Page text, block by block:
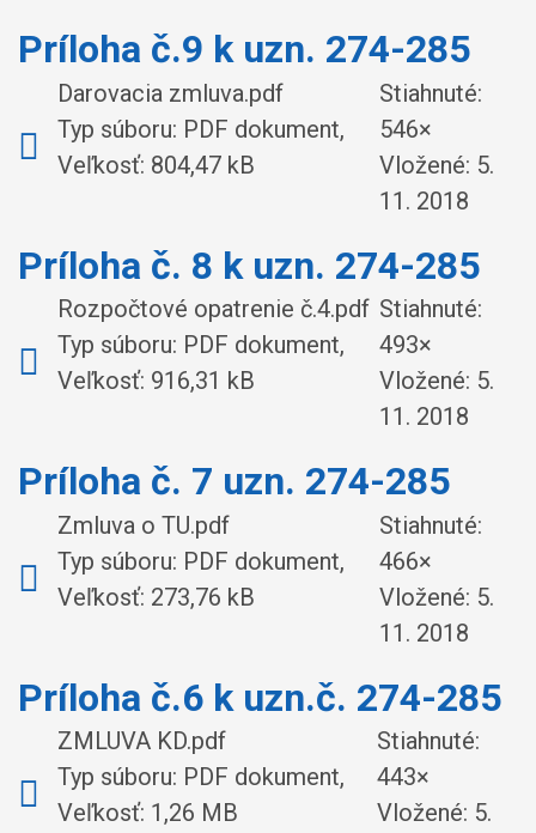
Príloha č.9 k uzn. 274-285
Darovacia zmluva.pdf
Typ súboru: PDF dokument,
Veľkosť: 804,47 kB
Stiahnuté:
546×
Vložené: 5.
11. 2018
Príloha č. 8 k uzn. 274-285
Rozpočtové opatrenie č.4.pdf
Typ súboru: PDF dokument,
Veľkosť: 916,31 kB
Stiahnuté:
493×
Vložené: 5.
11. 2018
Príloha č. 7 uzn. 274-285
Zmluva o TU.pdf
Typ súboru: PDF dokument,
Veľkosť: 273,76 kB
Stiahnuté:
466×
Vložené: 5.
11. 2018
Príloha č.6 k uzn.č. 274-285
ZMLUVA KD.pdf
Typ súboru: PDF dokument,
Veľkosť: 1,26 MB
Stiahnuté:
443×
Vložené: 5.